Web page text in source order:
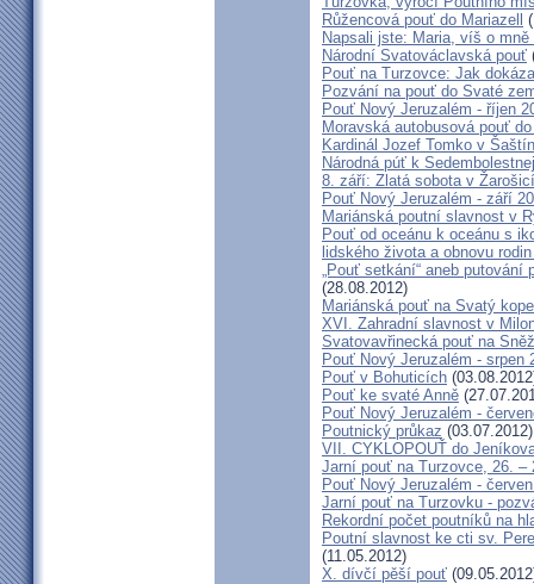
Růžencová pouť do Mariazell
Napsali jste: Maria, víš o mně
Národní Svatováclavská pouť
Pouť na Turzovce: Jak
Pozvání na pouť do Svaté
Pouť Nový Jeruzalém - říjen
Moravská autobusová pouť
Kardinál Jozef Tomko v
Národná púť k
8. září: Zlatá sobota v
Pouť Nový Jeruzalém - září
Mariánská poutní slavnost v
Pouť od oceánu k oceánu s
lidského života a obnovu
„Pouť setkání“ aneb putování
(28.08.2012)
Mariánská pouť na Svatý
XVI. Zahradní slavnost v
Svatovavřinecká pouť na
Pouť Nový Jeruzalém - srpen
Pouť v Bohuticích
Pouť ke svaté Anně
Pouť Nový Jeruzalém -
Poutnický průkaz (03.07.2012)
VII. CYKLOPOUŤ do
Jarní pouť na Turzovce, 26. –
Pouť Nový Jeruzalém -
Jarní pouť na Turzovku -
Rekordní počet poutníků na
Poutní slavnost ke cti sv.
(11.05.2012)
X. dívčí pěší pouť